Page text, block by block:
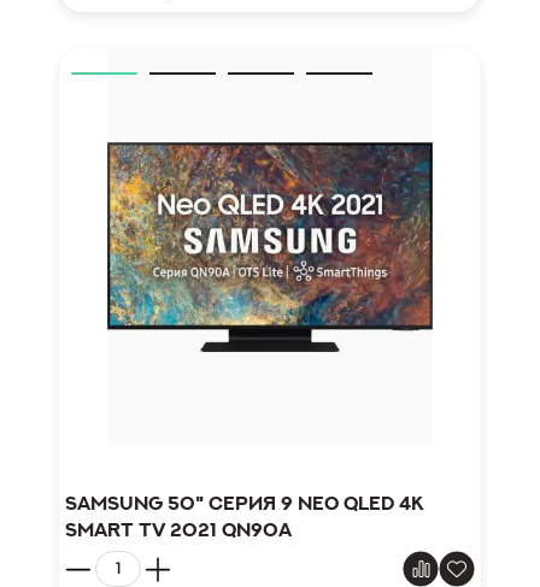
Samsung 50" серия 9 Neo QLED 4K
Smart TV 2021 QN90A